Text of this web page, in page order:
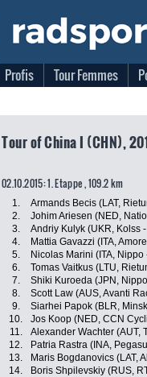
Profis Tour Femmes
Tour of China I (CHN),
02.10.2015: 1. Etappe , 109.2 km
1. Armands Becis (LAT,
2.
Johim Ariesen (NED,
3.
Andriy Kulyk (UKR, Kolss
4.
Mattia Gavazzi (ITA,
5.
Nicolas Marini (ITA,
6.
Tomas Vaitkus (LTU,
7.
Shiki Kuroeda (JPN,
8.
Scott Law (AUS, Avanti
9.
Siarhei Papok (BLR,
10.
Jos Koop (NED, CCN
11.
Alexander Wachter (AUT,
12.
Patria Rastra (INA,
13.
Maris Bogdanovics (LAT,
14.
Boris Shpilevskiy (RUS,